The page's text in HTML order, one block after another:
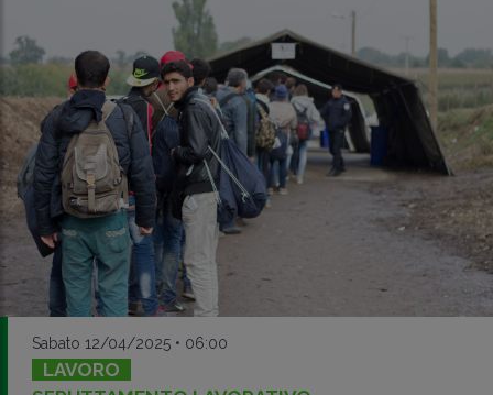
Sabato 12/04/2025 • 06:00
LAVORO